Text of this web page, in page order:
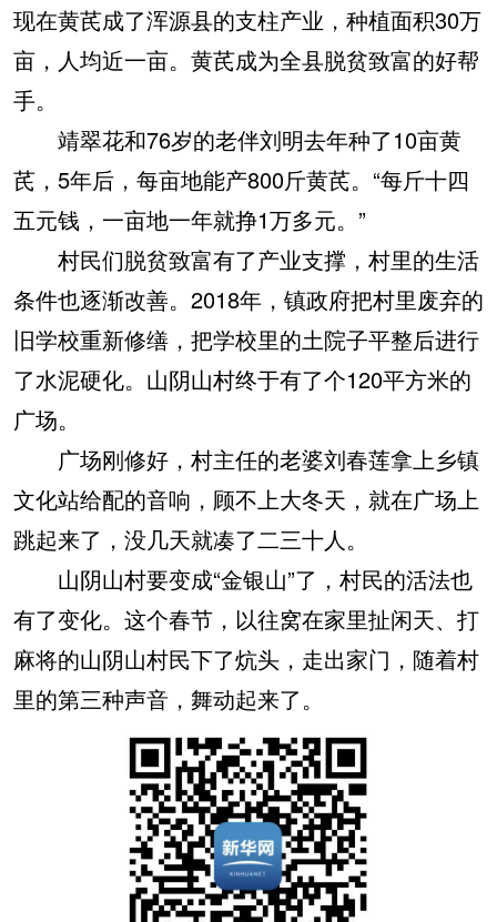
现在黄芪成了浑源县的支柱产业，种植面积30万
亩，人均近一亩。黄芪成为全县脱贫致富的好帮
手。
靖翠花和76岁的老伴刘明去年种了10亩黄
芪，5年后，每亩地能产800斤黄芪。“每斤十四
五元钱，一亩地一年就挣1万多元。”
村民们脱贫致富有了产业支撑，村里的生活
条件也逐渐改善。2018年，镇政府把村里废弃的
旧学校重新修缮，把学校里的土院子平整后进行
了水泥硬化。山阴山村终于有了个120平方米的
广场。
广场刚修好，村主任的老婆刘春莲拿上乡镇
文化站给配的音响，顾不上大冬天，就在广场上
跳起来了，没几天就凑了二三十人。
山阴山村要变成“金银山”了，村民的活法也
有了变化。这个春节，以往窝在家里扯闲天、打
麻将的山阴山村民下了炕头，走出家门，随着村
里的第三种声音，舞动起来了。